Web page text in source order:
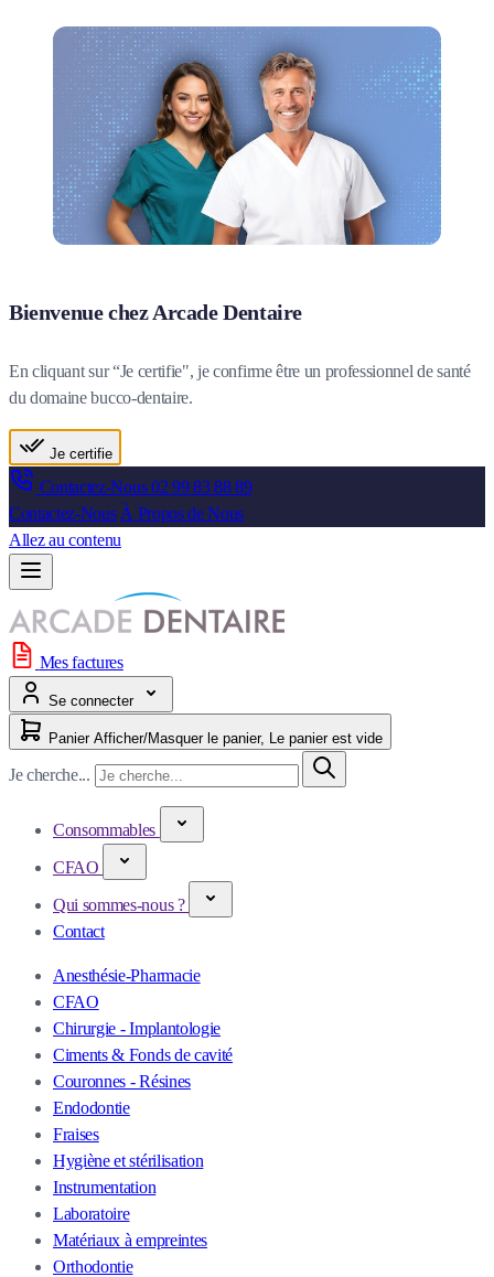
Bienvenue chez Arcade Dentaire
En cliquant sur “Je certifie", je confirme être un professionnel de santé
du domaine bucco-dentaire.
Je certifie
Contactez-Nous02 99 83 88 89
Contactez-Nous À Propos de Nous
Allez au contenu
Mes factures
Se connecter
Panier Afficher/Masquer le panier, Le panier est vide
Je cherche...
Consommables
CFAO
Qui sommes-nous ?
Contact
Anesthésie-Pharmacie
CFAO
Chirurgie - Implantologie
Ciments & Fonds de cavité
Couronnes - Résines
Endodontie
Fraises
Hygiène et stérilisation
Instrumentation
Laboratoire
Matériaux à empreintes
Orthodontie